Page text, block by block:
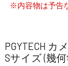
※内容物は予告
PGYTECH
Sサイズ (幾